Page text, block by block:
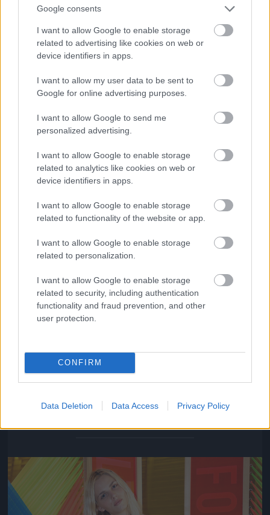
Google consents
I want to allow Google to enable storage
related to advertising like cookies on web or
device identifiers in apps.
I want to allow my user data to be sent to
Google for online advertising purposes.
I want to allow Google to send me
personalized advertising.
I want to allow Google to enable storage
related to analytics like cookies on web or
device identifiers in apps.
I want to allow Google to enable storage
related to functionality of the website or app.
I want to allow Google to enable storage
related to personalization.
I want to allow Google to enable storage
related to security, including authentication
functionality and fraud prevention, and other
user protection.
CONFIRM
Data Deletion Data Access Privacy Policy
Jön még kép!
Andrej Pejic átfogja Sophie Sumner derekát egy fotó
Fotó: Rachel Murray / Europress / Getty
Jön még kép!